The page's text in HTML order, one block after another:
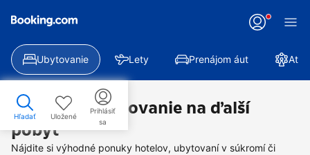
Ubytovanie Lety Prenájom áut
Hľadať Uložené
Prihlásiť
sa
Nájdite si ubytovanie na ďalší
pobyt
Nájdite si výhodné ponuky hotelov, ubytovaní v súkromí či